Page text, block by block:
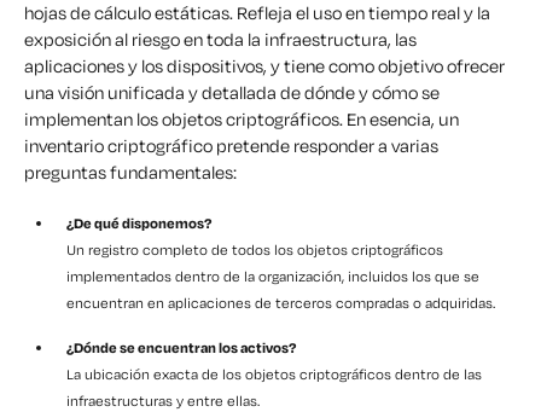
hojas de cálculo estáticas. Refleja el uso en tiempo real y la
exposición al riesgo en toda la infraestructura, las
aplicaciones y los dispositivos, y tiene como objetivo ofrecer
una visión unificada y detallada de dónde y cómo se
implementan los objetos criptográficos. En esencia, un
inventario criptográfico pretende responder a varias
preguntas fundamentales:
¿De qué disponemos?
Un registro completo de todos los objetos criptográficos
implementados dentro de la organización, incluidos los que se
encuentran en aplicaciones de terceros compradas o adquiridas.
¿Dónde se encuentran los activos?
La ubicación exacta de los objetos criptográficos dentro de las
infraestructuras y entre ellas.